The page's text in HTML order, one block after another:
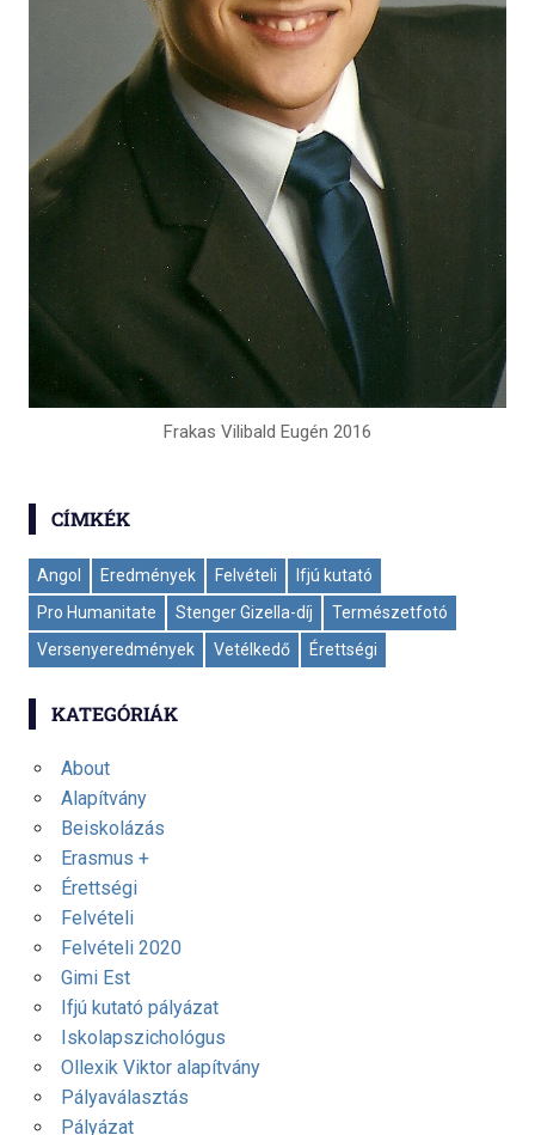
Frakas Vilibald Eugén 2016
CÍMKÉK
Angol Eredmények Felvételi
Ifjú kutató
Pro Humanitate
Stenger Gizella-díj
Természetfotó
Versenyeredmények
Vetélkedő Érettségi
KATEGÓRIÁK
About
Alapítvány
Beiskolázás
Erasmus +
Érettségi
Felvételi
Felvételi 2020
Gimi Est
Ifjú kutató pályázat
Iskolapszichológus
Ollexik Viktor alapítvány
Pályaválasztás
Pályázat